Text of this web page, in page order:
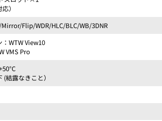
）
Flip/WDR/HLC/BLC/WB/3DNR
WTW View10
VMS Pro
結露なきこと）